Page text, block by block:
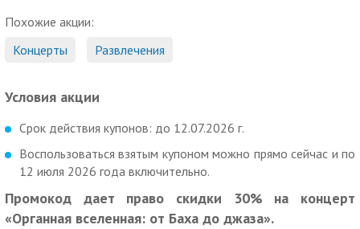
Похожие акции:
Концерты
Развлечения
Условия акции
Срок действия купонов: до 12.07.2026 г.
Воспользоваться взятым купоном можно прямо сейчас и по
12 июля 2026 года включительно.
Промокод дает право скидки 30% на концерт
«Органная вселенная: от Баха до джаза».